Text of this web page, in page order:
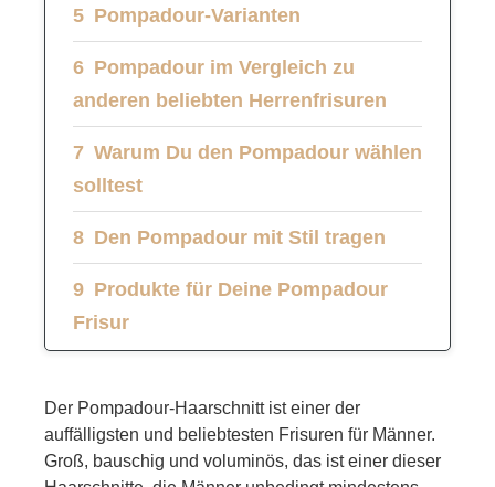
Pompadour-Varianten
Pompadour im Vergleich zu
anderen beliebten Herrenfrisuren
Warum Du den Pompadour wählen
solltest
Den Pompadour mit Stil tragen
Produkte für Deine Pompadour
Frisur
Weiterführende Links
Der Pompadour-Haarschnitt ist einer der
auffälligsten und beliebtesten Frisuren für Männer.
Groß, bauschig und voluminös, das ist einer dieser